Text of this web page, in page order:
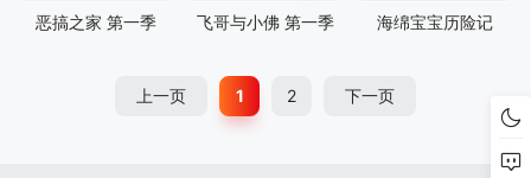
恶搞之家 第一季 飞哥与小佛 第一季 海绵宝宝历险记
上一页 1 2 下一页